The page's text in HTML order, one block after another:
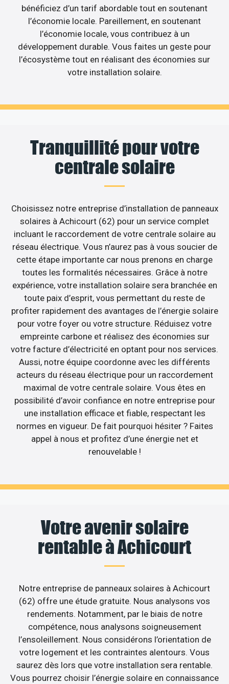
bénéficiez d’un tarif abordable tout en soutenant
l’économie locale. Pareillement, en soutenant
l’économie locale, vous contribuez à un
développement durable. Vous faites un geste pour
l’écosystème tout en réalisant des économies sur
votre installation solaire.
Tranquillité pour votre
centrale solaire
Choisissez notre entreprise d’installation de panneaux
solaires à Achicourt (62) pour un service complet
incluant le raccordement de votre centrale solaire au
réseau électrique. Vous n’aurez pas à vous soucier de
cette étape importante car nous prenons en charge
toutes les formalités nécessaires. Grâce à notre
expérience, votre installation solaire sera branchée en
toute paix d’esprit, vous permettant du reste de
profiter rapidement des avantages de l’énergie solaire
pour votre foyer ou votre structure. Réduisez votre
empreinte carbone et réalisez des économies sur
votre facture d’électricité en optant pour nos services.
Aussi, notre équipe coordonne avec les différents
acteurs du réseau électrique pour un raccordement
maximal de votre centrale solaire. Vous êtes en
possibilité d’avoir confiance en notre entreprise pour
une installation efficace et fiable, respectant les
normes en vigueur. De fait pourquoi hésiter ? Faites
appel à nous et profitez d’une énergie net et
renouvelable !
Votre avenir solaire
rentable à Achicourt
Notre entreprise de panneaux solaires à Achicourt
(62) offre une étude gratuite. Nous analysons vos
rendements. Notamment, par le biais de notre
compétence, nous analysons soigneusement
l’ensoleillement. Nous considérons l’orientation de
votre logement et les contraintes alentours. Vous
saurez dès lors que votre installation sera rentable.
Vous pourrez choisir l’énergie solaire en connaissance